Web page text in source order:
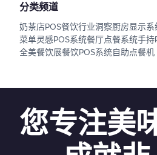
分类频道
奶茶店POS餐饮行业洞察厨房显示系
菜单灵感POS系统餐厅点餐系统手持
全美餐饮展餐饮POS系统自助点餐机
您专注美